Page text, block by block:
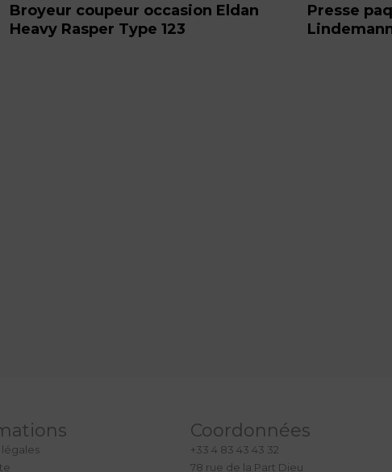
Broyeur coupeur occasion Eldan
Heavy Rasper Type 123
Presse
Coordonnées
+33 4 83 43 43 32
78 rue de la Part Dieu